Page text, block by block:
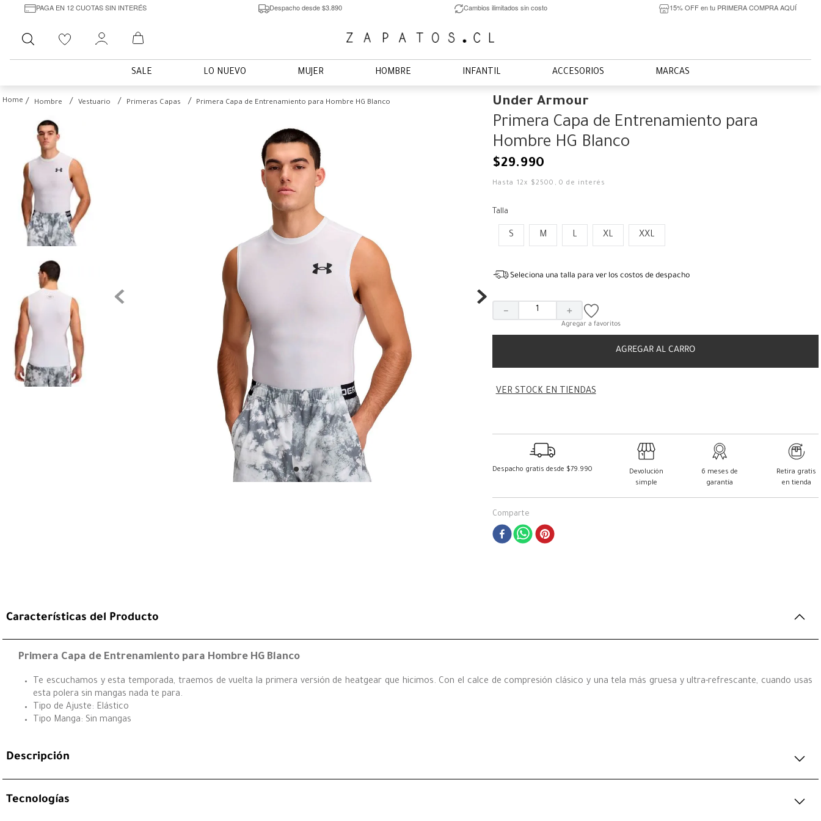
PAGA EN 12 CUOTAS SIN INTERÉS Despacho desde $3.890 Cambios ilimitados sin costo 15% OFF en tu PRIMERA COMPRA AQUÍ
Buscar
SALE LO NUEVO MUJER HOMBRE INFANTIL ACCESORIOS MARCAS
Hombre Vestuario Primeras Capas Primera Capa de Entrenamiento para Hombre HG Blanco Under Armour
Primera Capa de Entrenamiento para
Hombre HG Blanco
$29.990
Hasta 12x $2500 ,0 de interés
Talla
S M L XL XXL
Seleciona una talla para ver los costos de despacho
＋
－
AGREGAR AL CARRO
VER STOCK EN TIENDAS
Despacho gratis desde $79.990
Devolución
simple
6 meses de
garantía
Retira gratis
en tienda
Comparte
Características del Producto
Primera Capa de Entrenamiento para Hombre HG Blanco
Te escuchamos y esta temporada, traemos de vuelta la primera versión de heatgear que hicimos. Con el calce de compresión clásico y una tela más gruesa y ultra-refrescante, cuando usas
esta polera sin mangas nada te para.
Tipo de Ajuste: Elástico
Tipo Manga: Sin mangas
Descripción
Tecnologías